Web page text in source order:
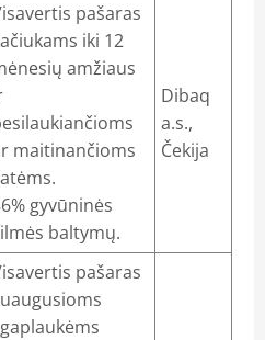
pašaras
iki 12
amžiaus
maitinančioms
gyvūninės
baltymų.
Dibaq
a.s.,
Čekija
pašaras